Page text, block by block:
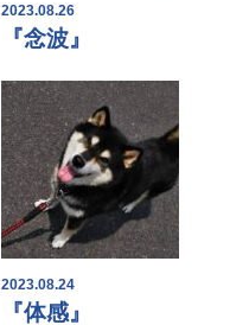
2023.08.26
『念波』
2023.08.24
『体感』